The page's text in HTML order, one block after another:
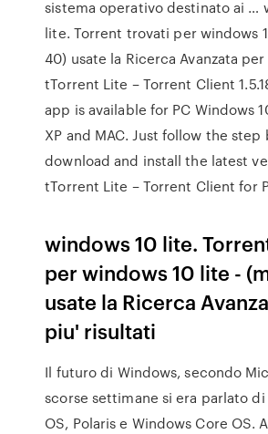
sistema operativo destinato ai …
lite. Torrent trovati per windows
40) usate la Ricerca Avanzata
tTorrent Lite – Torrent Client
app is available for PC Windows
XP and MAC. Just follow the
download and install the latest
tTorrent Lite – Torrent Client for
windows 10 lite.
per windows 10 lite -
usate la Ricerca
piu' risultati
Il futuro di Windows, secondo
scorse settimane si era parlato
OS, Polaris e Windows Core OS.